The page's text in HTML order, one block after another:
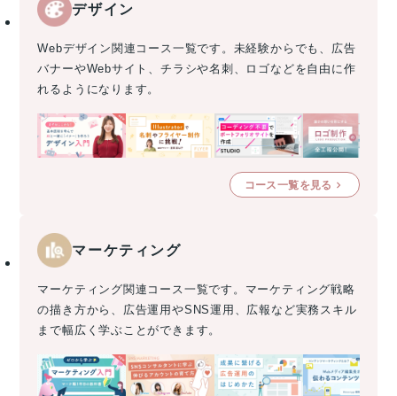
デザイン
Webデザイン関連コース一覧です。未経験からでも、広告
バナーやWebサイト、チラシや名刺、ロゴなどを自由に作
れるようになります。
コース一覧を見る
マーケティング
マーケティング関連コース一覧です。マーケティング戦略
の描き方から、広告運用やSNS運用、広報など実務スキル
まで幅広く学ぶことができます。